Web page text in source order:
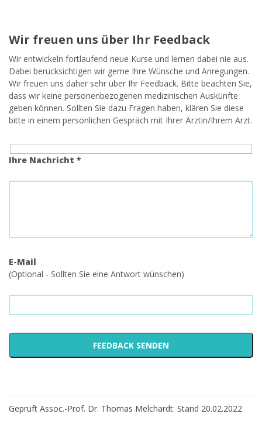
Wir freuen uns über Ihr Feedback
Wir entwickeln fortlaufend neue Kurse und lernen dabei nie aus.
Dabei berücksichtigen wir gerne Ihre Wünsche und Anregungen.
Wir freuen uns daher sehr über Ihr Feedback. Bitte beachten Sie,
dass wir keine personenbezogenen medizinischen Auskünfte
geben können. Sollten Sie dazu Fragen haben, klären Sie diese
bitte in einem persönlichen Gespräch mit Ihrer Ärztin/Ihrem Arzt.
Ihre Nachricht *
E-Mail
(Optional - Sollten Sie eine Antwort wünschen)
Geprüft Assoc.-Prof. Dr. Thomas Melchardt: Stand 20.02.2022